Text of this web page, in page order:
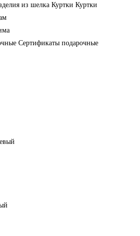
из шелка Куртки Куртки
Сертификаты подарочные